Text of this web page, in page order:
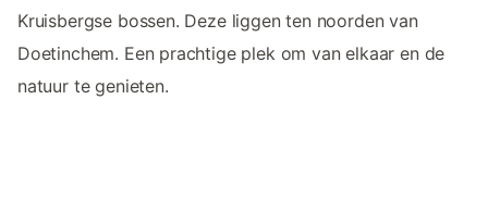
Kruisbergse bossen. Deze liggen ten noorden van
Doetinchem. Een prachtige plek om van elkaar en de
natuur te genieten.